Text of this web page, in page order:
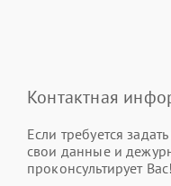
Контактная
Если требуется
свои данные и
проконсультирует Вас!